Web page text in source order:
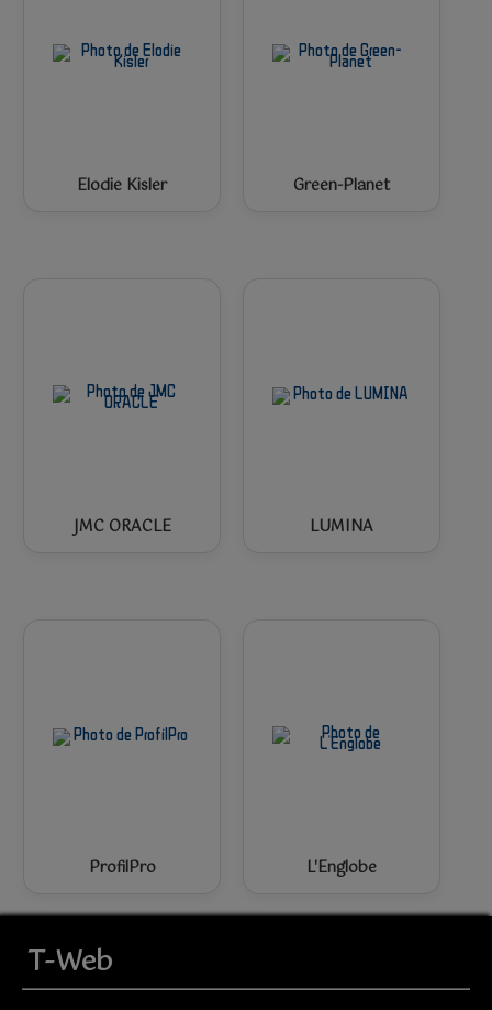
Elodie Kisler Green-Planet
JMC ORACLE LUMINA
ProfilPro L'Englobe
T-Web